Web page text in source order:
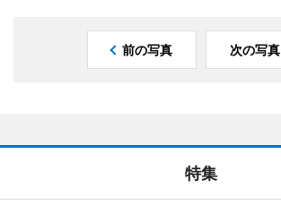
前の写真 次の写真
特集